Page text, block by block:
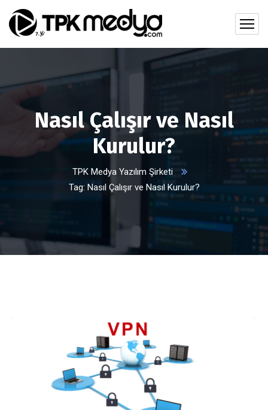
Nasıl Çalışır ve Nasıl
Kurulur?
TPK Medya Yazılım Şirketi
Tag: Nasıl Çalışır ve Nasıl Kurulur?